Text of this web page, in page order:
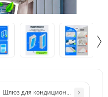
и бутылей Supretto
Шлюз для кондиционера на